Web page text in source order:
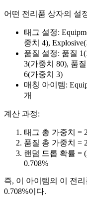
어떤 전리품 상자의 설
태그 설정:
중치 4),
품질 설정: 품질
3(가중치 80), 품
6(가중치 3)
매칭 아이템:
개
계산 과정:
태그 총 가중치 =
품질 총 가중치 =
랜덤 드롭 확률 =
0.708%
즉, 이 아이템의 이 전
0.708%이다.